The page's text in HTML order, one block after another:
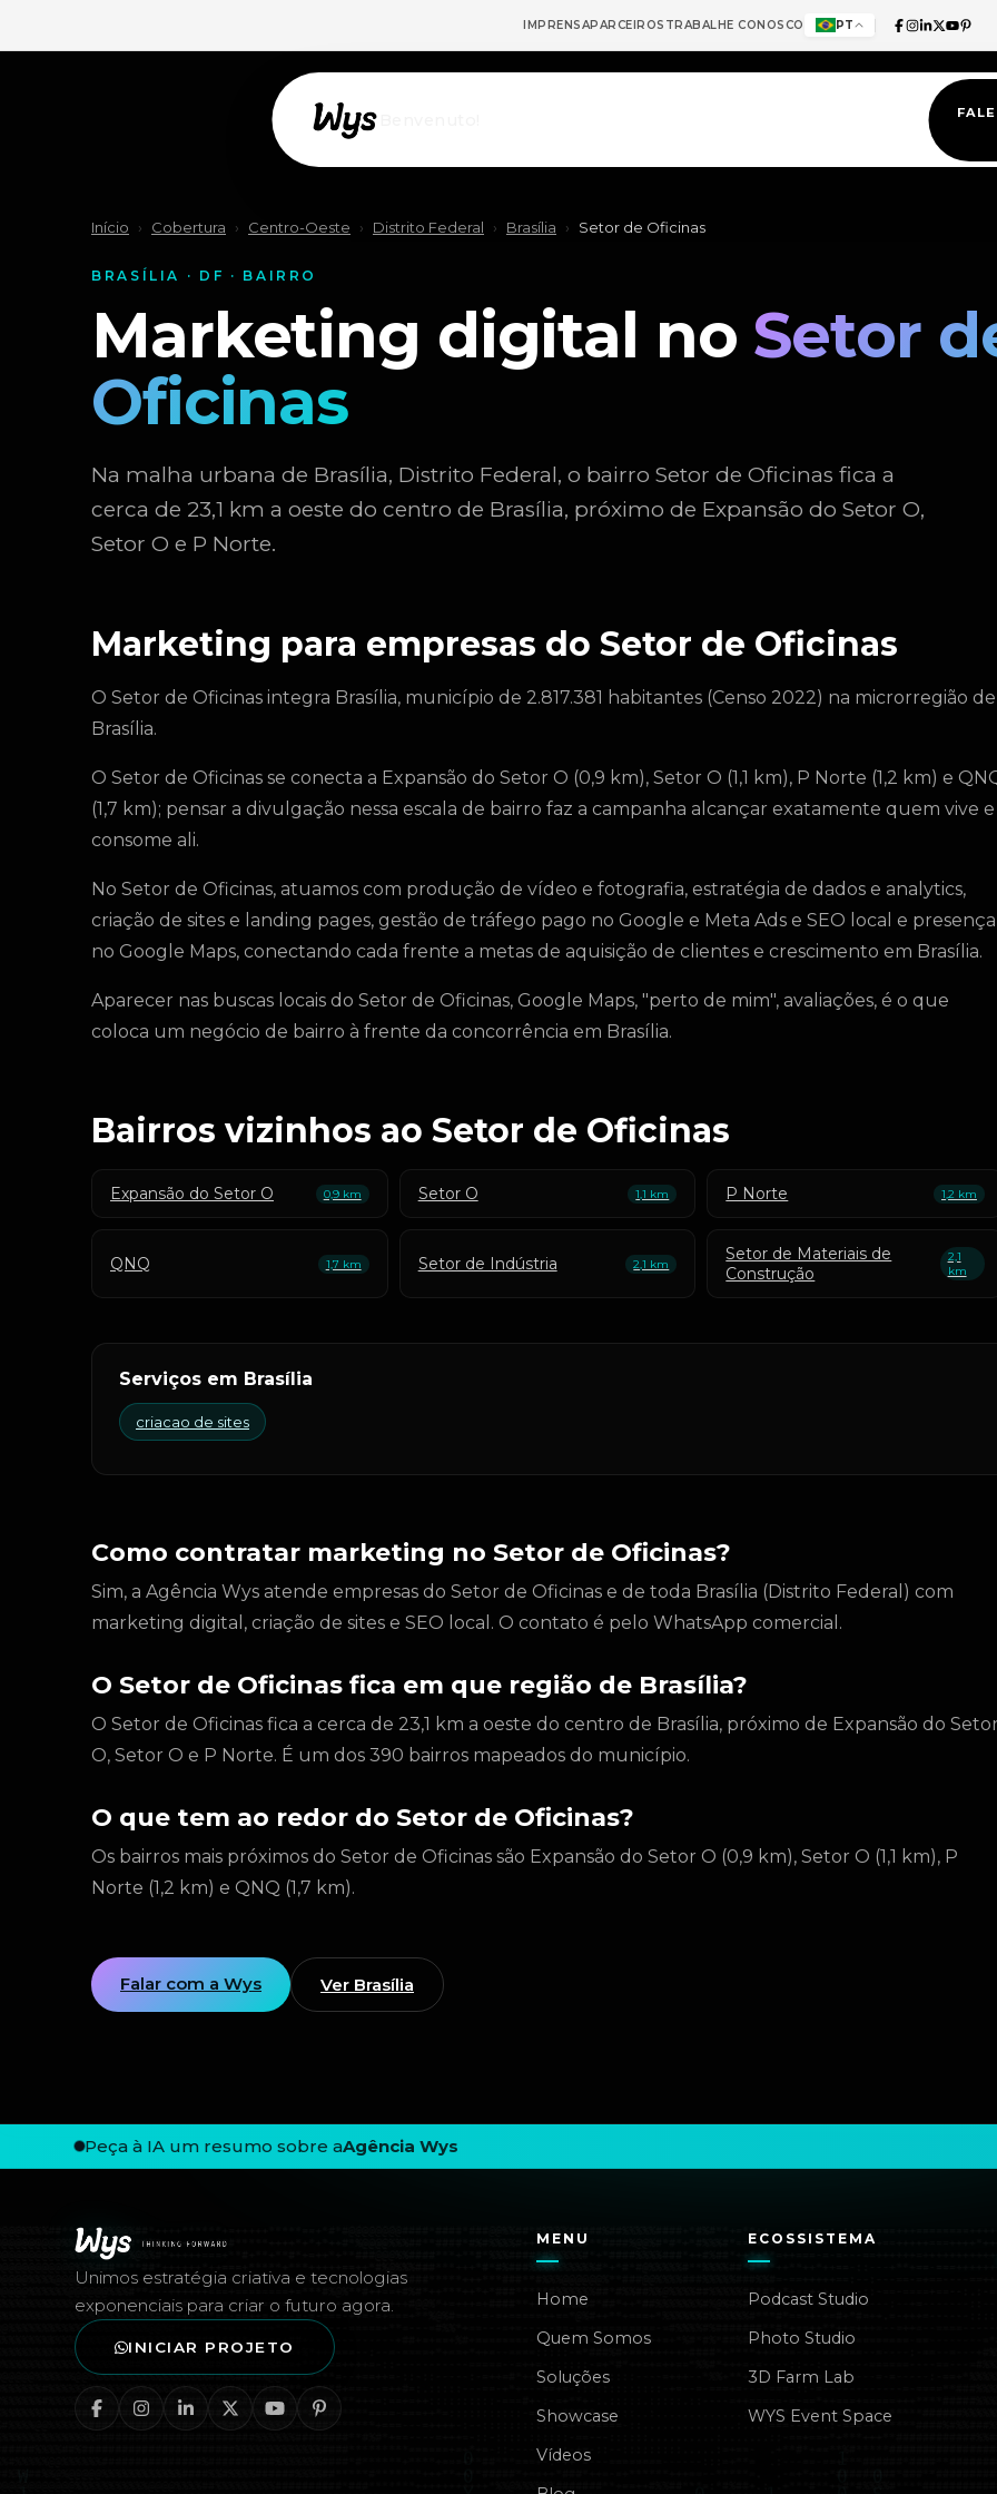
IMPRENSAPARCEIROS TRABALHE CONOSCO PT
Início › Cobertura › Centro-Oeste › Distrito Federal › Brasília › Setor de Oficinas
BRASÍLIA · DF · BAIRRO
Marketing digital no Setor
Oficinas
Na malha urbana de Brasília, Distrito Federal, o bairro Setor de Oficinas fica a
cerca de 23,1 km a oeste do centro de Brasília, próximo de Expansão do Setor O,
Setor O e P Norte.
Marketing para empresas do Setor de Oficinas
O Setor de Oficinas integra Brasília, município de 2.817.381 habitantes (Censo 2022) na microrregião de
Brasília.
O Setor de Oficinas se conecta a Expansão do Setor O (0,9 km), Setor O (1,1 km), P Norte (1,2 km) e
(1,7 km); pensar a divulgação nessa escala de bairro faz a campanha alcançar exatamente quem vive e
consome ali.
No Setor de Oficinas, atuamos com produção de vídeo e fotografia, estratégia de dados e analytics,
criação de sites e landing pages, gestão de tráfego pago no Google e Meta Ads e SEO local e presença
no Google Maps, conectando cada frente a metas de aquisição de clientes e crescimento em Brasília.
Aparecer nas buscas locais do Setor de Oficinas, Google Maps, "perto de mim", avaliações, é o que
coloca um negócio de bairro à frente da concorrência em Brasília.
Bairros vizinhos ao Setor de Oficinas
Expansão do Setor O 0,9 km Setor O 1,1 km P Norte 1,2 km
QNQ 1,7 km Setor de Indústria 2,1 km
Setor de Materiais de
Construção
2,1
km
Serviços em Brasília
criacao de sites
Como contratar marketing no Setor de Oficinas?
Sim, a Agência Wys atende empresas do Setor de Oficinas e de toda Brasília (Distrito Federal) com
marketing digital, criação de sites e SEO local. O contato é pelo WhatsApp comercial.
O Setor de Oficinas fica em que região de Brasília?
O Setor de Oficinas fica a cerca de 23,1 km a oeste do centro de Brasília, próximo de Expansão do
O, Setor O e P Norte. É um dos 390 bairros mapeados do município.
O que tem ao redor do Setor de Oficinas?
Os bairros mais próximos do Setor de Oficinas são Expansão do Setor O (0,9 km), Setor O (1,1 km), P
Norte (1,2 km) e QNQ (1,7 km).
Falar com a Wys Ver Brasília
Rodapé — Agência Wys
Peça à IA um resumo sobre aAgência Wys
Unimos estratégia criativa e tecnologias
exponenciais para criar o futuro agora.
INICIAR PROJETO
MENU
Home
Quem Somos
Soluções
Showcase
Vídeos
ECOSSISTEMA
Podcast Studio
Photo Studio
3D Farm Lab
WYS Event Space